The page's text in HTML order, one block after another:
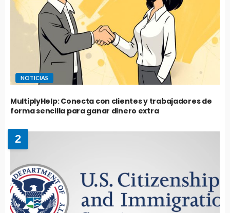
NOTICIAS
MultiplyHelp: Conecta con clientes y trabajadores de
forma sencilla para ganar dinero extra
2